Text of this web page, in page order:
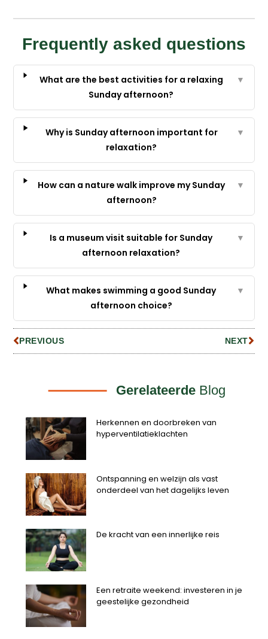
Frequently asked questions
What are the best activities for a relaxing
Sunday afternoon?
▼
Why is Sunday afternoon important for
relaxation?
▼
How can a nature walk improve my Sunday
afternoon?
▼
Is a museum visit suitable for Sunday
afternoon relaxation?
▼
What makes swimming a good Sunday
afternoon choice?
▼
PREVIOUS NEXT
Gerelateerde Blog
Herkennen en doorbreken van
hyperventilatieklachten
Ontspanning en welzijn als vast
onderdeel van het dagelijks leven
De kracht van een innerlijke reis
Een retraite weekend: investeren in je
geestelijke gezondheid